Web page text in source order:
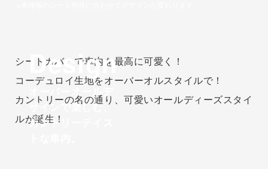
シートカバーで車内を最高に可愛く！
コーデュロイ生地をオーバーオルスタイルで！
カントリーの名の通り、可愛いオールディーズスタイ
ルが誕生！
Design
オーバーオールデ
ザインで楽しむ、
カントリーテイス